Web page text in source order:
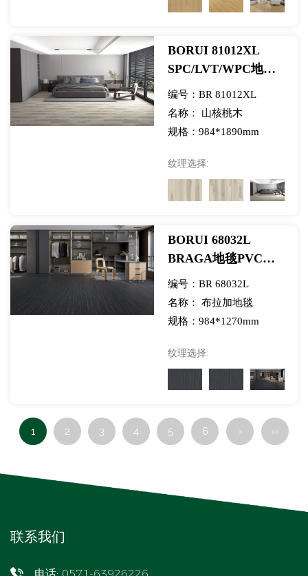
BORUI 81012XL
SPC/LVT/WPC地板
山核桃PVC装饰膜-展
览
编号：BR 81012XL
名称： 山核桃木
规格：984*1890mm
纹理选择:
BORUI 68032L
BRAGA地毯PVC装
饰膜适用于
SPC/LVT/WPC地板-
展览
编号：BR 68032L
名称： 布拉加地毯
规格：984*1270mm
纹理选择:
1 2 3 4 5 6 › ››
联系我们
电话: 0571-63926226